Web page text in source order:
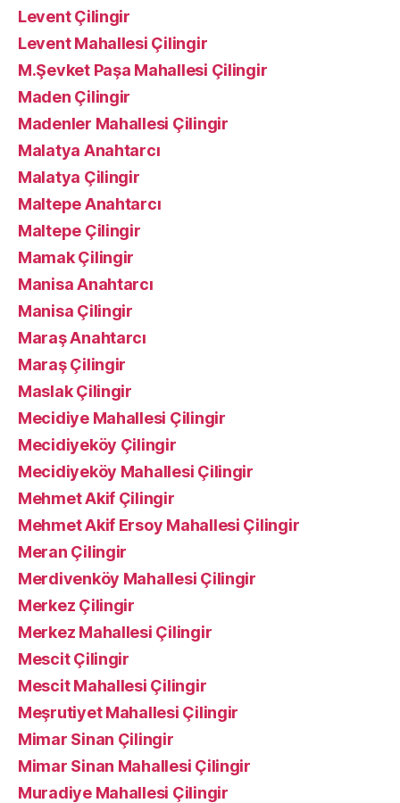
Levent Çilingir
Levent Mahallesi Çilingir
M.Şevket Paşa Mahallesi Çilingir
Maden Çilingir
Madenler Mahallesi Çilingir
Malatya Anahtarcı
Malatya Çilingir
Maltepe Anahtarcı
Maltepe Çilingir
Mamak Çilingir
Manisa Anahtarcı
Manisa Çilingir
Maraş Anahtarcı
Maraş Çilingir
Maslak Çilingir
Mecidiye Mahallesi Çilingir
Mecidiyeköy Çilingir
Mecidiyeköy Mahallesi Çilingir
Mehmet Akif Çilingir
Mehmet Akif Ersoy Mahallesi Çilingir
Meran Çilingir
Merdivenköy Mahallesi Çilingir
Merkez Çilingir
Merkez Mahallesi Çilingir
Mescit Çilingir
Mescit Mahallesi Çilingir
Meşrutiyet Mahallesi Çilingir
Mimar Sinan Çilingir
Mimar Sinan Mahallesi Çilingir
Muradiye Mahallesi Çilingir